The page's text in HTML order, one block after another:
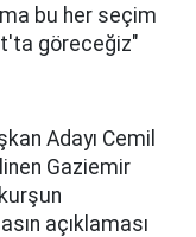
bu her seçim
göreceğiz"
Adayı Cemil
Gaziemir
açıklaması